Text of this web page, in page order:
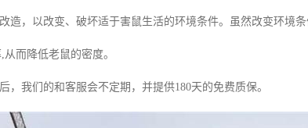
造，以改变、破坏适于害鼠生活的环境条件。虽然改变环境
而降低老鼠的密度。
，我们的和客服会不定期，并提供180天的免费质保。